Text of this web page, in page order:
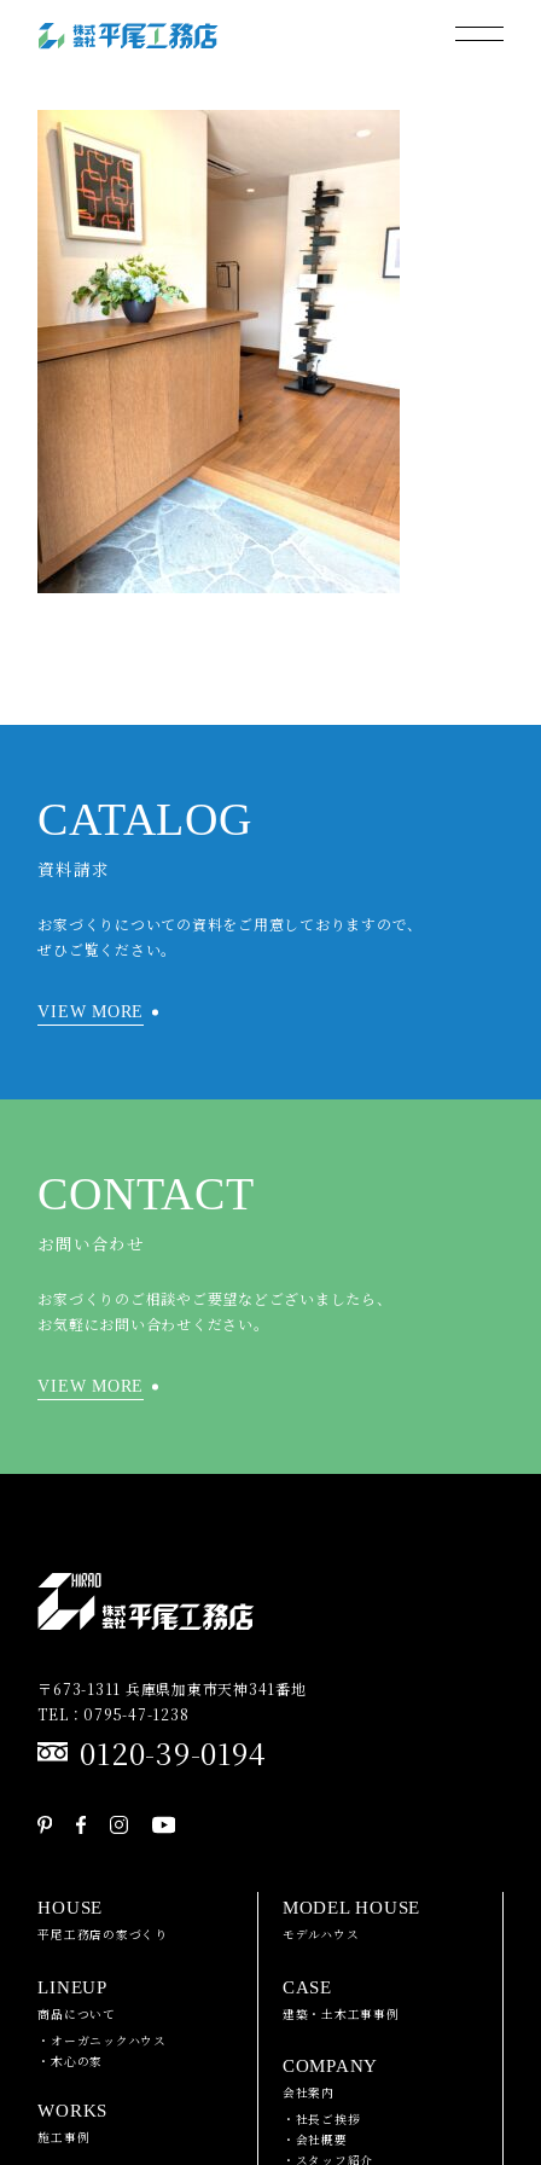
genkan2
CATALOG
資料請求
お家づくりについての資料をご用意しておりますので、
ぜひご覧ください。
VIEW MORE
CONTACT
お問い合わせ
お家づくりのご相談やご要望などございましたら、
お気軽にお問い合わせください。
VIEW MORE
〒673-1311 兵庫県加東市天神341番地
TEL：0795-47-1238
0120-39-0194
HOUSE
平尾工務店の家づくり
LINEUP
商品について
・オーガニックハウス
・木心の家
WORKS
施工事例
MODEL HOUSE
モデルハウス
CASE
建築・土木工事事例
COMPANY
会社案内
・社長ご挨拶
・会社概要
・スタッフ紹介